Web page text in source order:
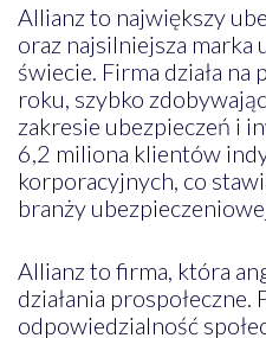
Allianz to największy
oraz najsilniejsza marka
świecie. Firma działa
roku, szybko
zakresie ubezpieczeń i
6,2 miliona klientów
korporacyjnych, co
branży
Allianz to firma, która
działania prospołeczne.
odpowiedzialność